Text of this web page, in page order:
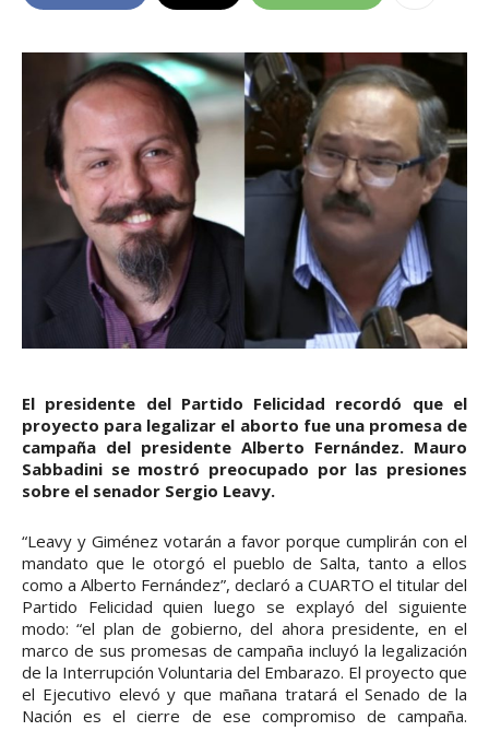
El presidente del Partido Felicidad recordó que el
proyecto para legalizar el aborto fue una promesa de
campaña del presidente Alberto Fernández. Mauro
Sabbadini se mostró preocupado por las presiones
sobre el senador Sergio Leavy.
“Leavy y Giménez votarán a favor porque cumplirán con el
mandato que le otorgó el pueblo de Salta, tanto a ellos
como a Alberto Fernández”, declaró a CUARTO el titular del
Partido Felicidad quien luego se explayó del siguiente
modo: “el plan de gobierno, del ahora presidente, en el
marco de sus promesas de campaña incluyó la legalización
de la Interrupción Voluntaria del Embarazo. El proyecto que
el Ejecutivo elevó y que mañana tratará el Senado de la
Nación es el cierre de ese compromiso de campaña.